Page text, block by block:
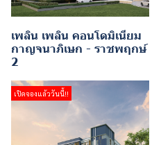
เพลิน เพลิน คอนโดมิเนียม
กาญจนาภิเษก - ราชพฤกษ์
2
เปิดจองแล้ววันนี้!!